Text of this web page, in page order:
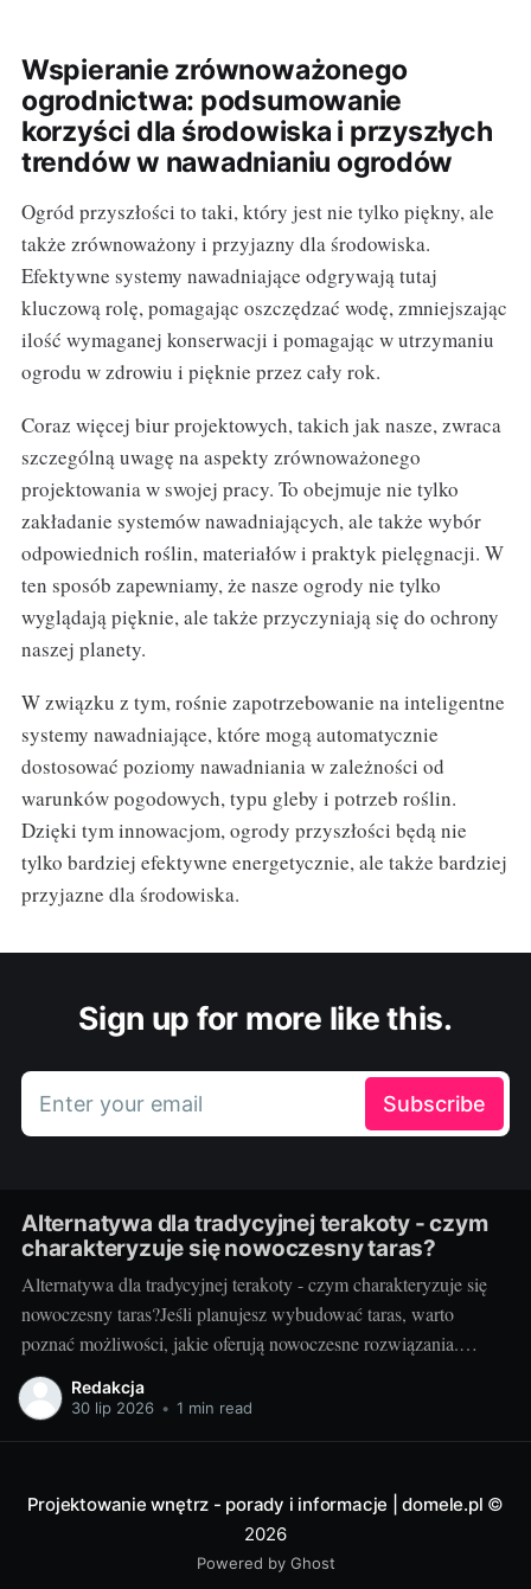
Wspieranie zrównoważonego
ogrodnictwa: podsumowanie
korzyści dla środowiska i przyszłych
trendów w nawadnianiu ogrodów
Ogród przyszłości to taki, który jest nie tylko piękny, ale
także zrównoważony i przyjazny dla środowiska.
Efektywne systemy nawadniające odgrywają tutaj
kluczową rolę, pomagając oszczędzać wodę, zmniejszając
ilość wymaganej konserwacji i pomagając w utrzymaniu
ogrodu w zdrowiu i pięknie przez cały rok.
Coraz więcej biur projektowych, takich jak nasze, zwraca
szczególną uwagę na aspekty zrównoważonego
projektowania w swojej pracy. To obejmuje nie tylko
zakładanie systemów nawadniających, ale także wybór
odpowiednich roślin, materiałów i praktyk pielęgnacji. W
ten sposób zapewniamy, że nasze ogrody nie tylko
wyglądają pięknie, ale także przyczyniają się do ochrony
naszej planety.
W związku z tym, rośnie zapotrzebowanie na inteligentne
systemy nawadniające, które mogą automatycznie
dostosować poziomy nawadniania w zależności od
warunków pogodowych, typu gleby i potrzeb roślin.
Dzięki tym innowacjom, ogrody przyszłości będą nie
tylko bardziej efektywne energetycznie, ale także bardziej
przyjazne dla środowiska.
Sign up for more like this.
Enter your email Subscribe
Alternatywa dla tradycyjnej terakoty - czym
charakteryzuje się nowoczesny taras?
Alternatywa dla tradycyjnej terakoty - czym charakteryzuje się
nowoczesny taras?Jeśli planujesz wybudować taras, warto
poznać możliwości, jakie oferują nowoczesne rozwiązania.
Można przecież zdecydować się na coś więcej niż tylko
tradycyjną terakotę. Ale jak wygląda nowoczesny taras i dlaczego
Redakcja
30 lip 2026 • 1 min read
Projektowanie wnętrz - porady i informacje | domele.pl ©
2026
Powered by Ghost